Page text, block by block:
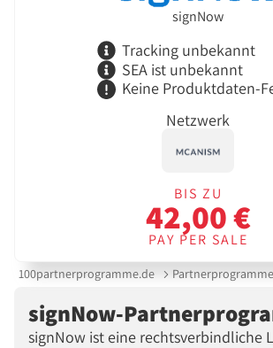
signNow
Tracking unbekannt
SEA ist unbekannt
Keine Produktdaten-
Netzwerk
BIS ZU
42,00 €
PAY PER SALE
100partnerprogramme.de
signNow-
signNow ist eine rechtsverbindliche